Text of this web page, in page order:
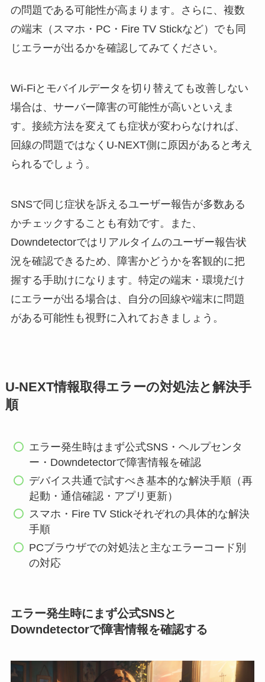
の問題である可能性が高まります。さらに、複数
の端末（スマホ・PC・Fire TV Stickなど）でも同
じエラーが出るかを確認してみてください。
Wi-Fiとモバイルデータを切り替えても改善しない
場合は、サーバー障害の可能性が高いといえま
す。接続方法を変えても症状が変わらなければ、
回線の問題ではなくU-NEXT側に原因があると考え
られるでしょう。
SNSで同じ症状を訴えるユーザー報告が多数ある
かチェックすることも有効です。また、
Downdetectorではリアルタイムのユーザー報告状
況を確認できるため、障害かどうかを客観的に把
握する手助けになります。特定の端末・環境だけ
にエラーが出る場合は、自分の回線や端末に問題
がある可能性も視野に入れておきましょう。
U-NEXT情報取得エラーの対処法と解決手
順
エラー発生時はまず公式SNS・ヘルプセンタ
ー・Downdetectorで障害情報を確認
デバイス共通で試すべき基本的な解決手順（再
起動・通信確認・アプリ更新）
スマホ・Fire TV Stickそれぞれの具体的な解決
手順
PCブラウザでの対処法と主なエラーコード別
の対応
エラー発生時にまず公式SNSと
Downdetectorで障害情報を確認する